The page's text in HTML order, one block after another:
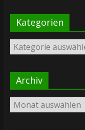
Kategorien
Kategorien
Archiv
Archiv